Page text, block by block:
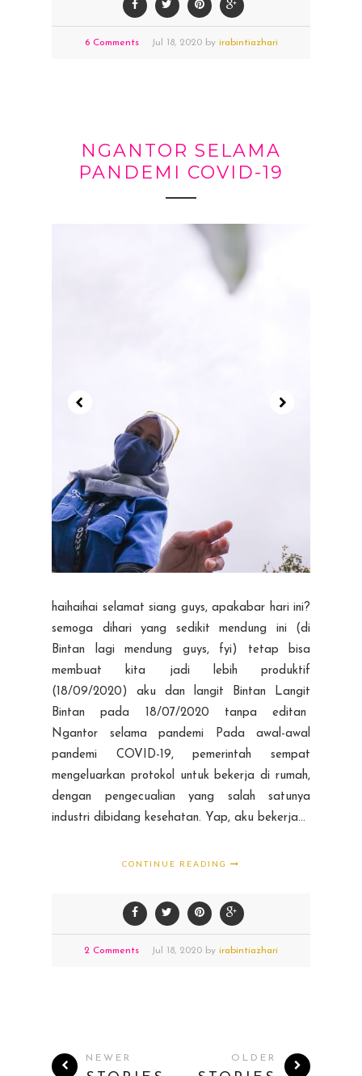
6 Comments Jul 18,2020 by irabintiazhari
NGANTOR SELAMA
PANDEMI COVID-19
haihaihai selamat siang guys, apakabar hari ini?
semoga dihari yang sedikit mendung ini (di
Bintan lagi mendung guys, fyi) tetap bisa
membuat kita jadi lebih produktif
(18/09/2020) aku dan langit Bintan Langit
Bintan pada 18/07/2020 tanpa editan
Ngantor selama pandemi Pada awal-awal
pandemi COVID-19, pemerintah sempat
mengeluarkan protokol untuk bekerja di rumah,
dengan pengecualian yang salah satunya
industri dibidang kesehatan. Yap, aku bekerja...
CONTINUE READING
2 Comments Jul 18, 2020 by irabintiazhari
NEWER OLDER